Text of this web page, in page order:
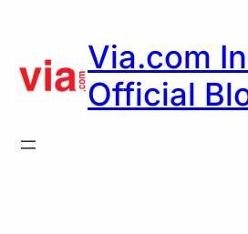
content
Via.com
Official